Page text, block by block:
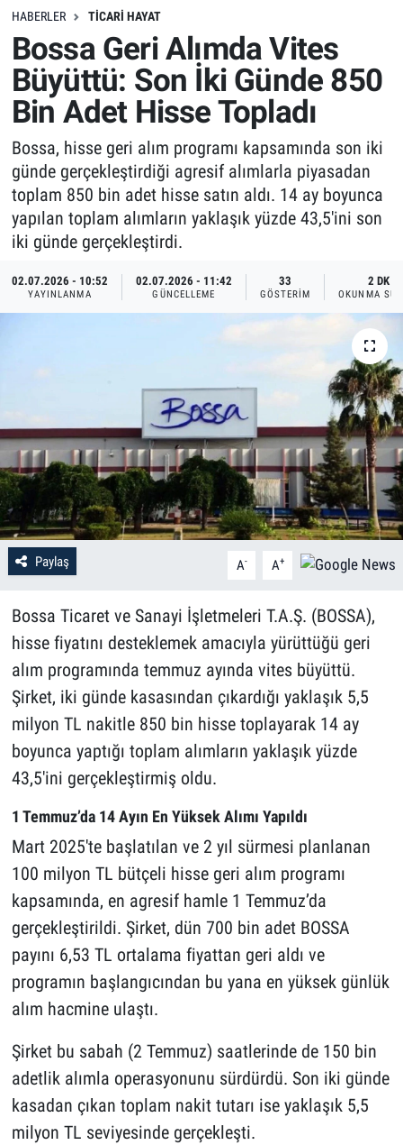
HABERLER TICARI HAYAT
Bossa Geri Alımda Vites
Büyüttü: Son İki Günde 850
Bin Adet Hisse Topladı
Bossa, hisse geri alım programı kapsamında son iki
günde gerçekleştirdiği agresif alımlarla piyasadan
toplam 850 bin adet hisse satın aldı. 14 ay boyunca
yapılan toplam alımların yaklaşık yüzde 43,5'ini son
iki günde gerçekleştirdi.
02.07.2026 - 10:52
YAYINLANMA
02.07.2026 - 11:42
GÜNCELLEME
33
GÖSTERIM
2 DK
OKUNMA
Paylaş A- A+
Bossa Ticaret ve Sanayi İşletmeleri T.A.Ş. (BOSSA),
hisse fiyatını desteklemek amacıyla yürüttüğü geri
alım programında temmuz ayında vites büyüttü.
Şirket, iki günde kasasından çıkardığı yaklaşık 5,5
milyon TL nakitle 850 bin hisse toplayarak 14 ay
boyunca yaptığı toplam alımların yaklaşık yüzde
43,5'ini gerçekleştirmiş oldu.
1 Temmuz’da 14 Ayın En Yüksek Alımı Yapıldı
Mart 2025'te başlatılan ve 2 yıl sürmesi planlanan
100 milyon TL bütçeli hisse geri alım programı
kapsamında, en agresif hamle 1 Temmuz’da
gerçekleştirildi. Şirket, dün 700 bin adet BOSSA
payını 6,53 TL ortalama fiyattan geri aldı ve
programın başlangıcından bu yana en yüksek günlük
alım hacmine ulaştı.
Şirket bu sabah (2 Temmuz) saatlerinde de 150 bin
adetlik alımla operasyonunu sürdürdü. Son iki günde
kasadan çıkan toplam nakit tutarı ise yaklaşık 5,5
milyon TL seviyesinde gerçekleşti.